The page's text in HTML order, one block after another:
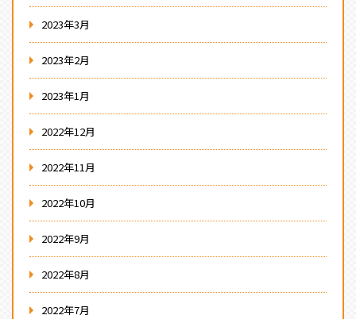
2023年3月
2023年2月
2023年1月
2022年12月
2022年11月
2022年10月
2022年9月
2022年8月
2022年7月